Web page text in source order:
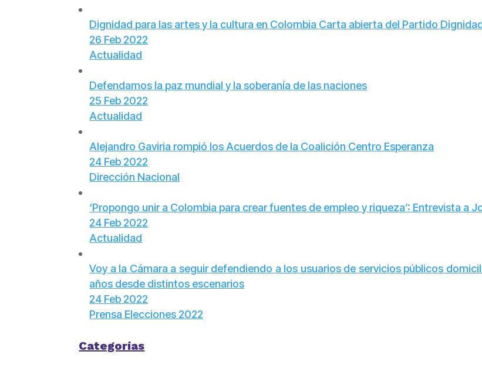
Dignidad para las artes y la cultura en Colombia Carta abierta del Partido
26 Feb 2022
Actualidad
Defendamos la paz mundial y la soberanía de las naciones
25 Feb 2022
Actualidad
Alejandro Gaviria rompió los Acuerdos de la Coalición Centro Esperanza
24 Feb 2022
Dirección Nacional
‘Propongo unir a Colombia para crear fuentes de empleo y riqueza’: Entrevista a
24 Feb 2022
Actualidad
Voy a la Cámara a seguir defendiendo a los usuarios de servicios públicos
años desde distintos escenarios
24 Feb 2022
Prensa Elecciones 2022
Categorías